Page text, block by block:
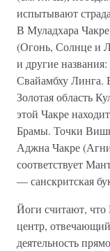
испытывают
В Муладхара
(Огонь, Солнце и
и другие
Свайамбху Линга.
Золотая область
этой Чакре
Брамы. Точки
Аджна Чакре
соответствует
— санскритская
Йоги считают,
центр,
деятельность